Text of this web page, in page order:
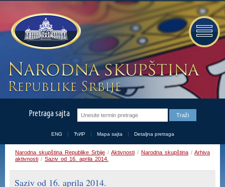
Pretraga sajta
ENG ЋИР Mapa sajta Detaljna pretraga
Narodna skupština Republike Srbije / Aktivnosti / Narodna skupština / Arhiva
aktivnosti / Saziv od 16. aprila 2014.
Saziv od 16. aprila 2014.